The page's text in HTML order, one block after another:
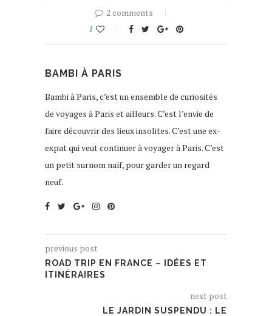
2 comments
1
BAMBI À PARIS
Bambi à Paris, c’est un ensemble de curiosités
de voyages à Paris et ailleurs. C’est l’envie de
faire découvrir des lieux insolites. C’est une ex-
expat qui veut continuer à voyager à Paris. C’est
un petit surnom naïf, pour garder un regard
neuf.
previous post
ROAD TRIP EN FRANCE – IDÉES ET
ITINÉRAIRES
next post
LE JARDIN SUSPENDU : LE